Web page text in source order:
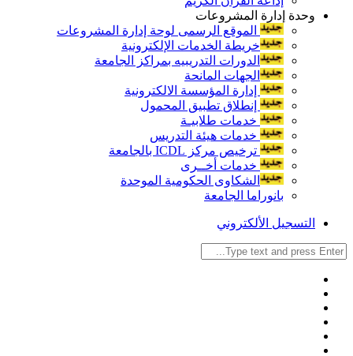
وحدة إدارة المشروعات
الموقع الرسمى لوحة إدارة المشروعات
خريطة الخدمات الإلكترونية
الدورات التدريبيه بمراكز الجامعة
الجهات المانحة
إدارة المؤسسة الالكترونية
إنطلاق تطبيق المحمول
خدمات طلابيـة
خدمات هيئة التدريس
ترخيص مركز ICDL بالجامعة
خدمات أخــرى
الشكاوى الحكومية الموحدة
بانوراما الجامعة
التسجيل الألكتروني